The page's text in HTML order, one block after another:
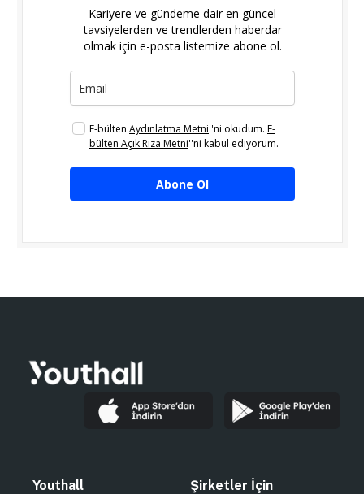
Kariyere ve gündeme dair en güncel
tavsiyelerden ve trendlerden haberdar
olmak için e-posta listemize abone ol.
E-bülten Aydınlatma Metni''ni okudum. E-
bülten Açık Rıza Metni''ni kabul ediyorum.
Abone Ol
Youthall Şirketler İçin